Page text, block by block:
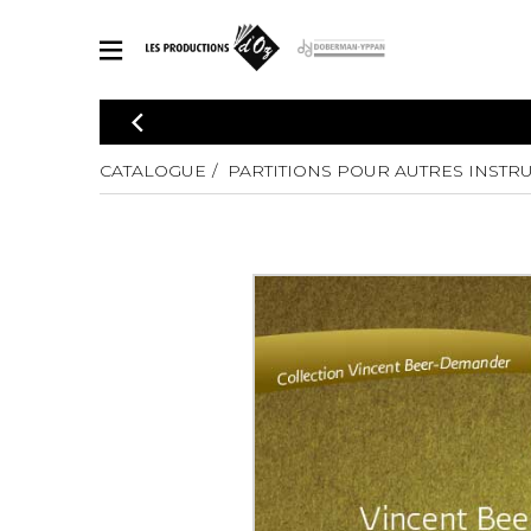
CATALOGUE
Explorez notre catalogue de partitions riche en œuvres
en arrangements de qualité.
PARTITIONS POUR GUITARE
PARTITIONS POUR AUTRES INSTRUMENTS
PARTITIONS POUR ENSEMBLES
riche en œuvres originales et en
arrangements de qualité.
2
3
4
5
Guitare
CATALOGUE PARTITIONS POUR AUTRES